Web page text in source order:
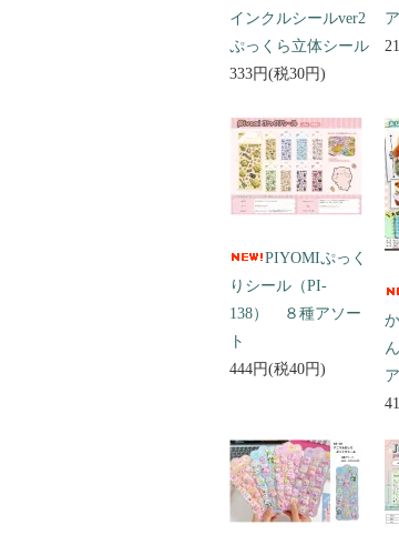
インクルシールver2
ぷっくら立体シール
333円(税30円)
PIYOMIぷっく
りシール（PI-
138） ８種アソー
ト
444円(税40円)